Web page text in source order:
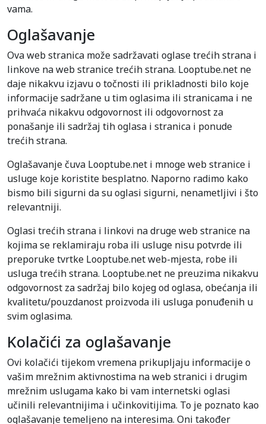
vama.
Oglašavanje
Ova web stranica može sadržavati oglase trećih strana i
linkove na web stranice trećih strana. Looptube.net ne
daje nikakvu izjavu o točnosti ili prikladnosti bilo koje
informacije sadržane u tim oglasima ili stranicama i ne
prihvaća nikakvu odgovornost ili odgovornost za
ponašanje ili sadržaj tih oglasa i stranica i ponude
trećih strana.
Oglašavanje čuva Looptube.net i mnoge web stranice i
usluge koje koristite besplatno. Naporno radimo kako
bismo bili sigurni da su oglasi sigurni, nenametljivi i što
relevantniji.
Oglasi trećih strana i linkovi na druge web stranice na
kojima se reklamiraju roba ili usluge nisu potvrde ili
preporuke tvrtke Looptube.net web-mjesta, robe ili
usluga trećih strana. Looptube.net ne preuzima nikakvu
odgovornost za sadržaj bilo kojeg od oglasa, obećanja ili
kvalitetu/pouzdanost proizvoda ili usluga ponuđenih u
svim oglasima.
Kolačići za oglašavanje
Ovi kolačići tijekom vremena prikupljaju informacije o
vašim mrežnim aktivnostima na web stranici i drugim
mrežnim uslugama kako bi vam internetski oglasi
učinili relevantnijima i učinkovitijima. To je poznato kao
oglašavanje temeljeno na interesima. Oni također